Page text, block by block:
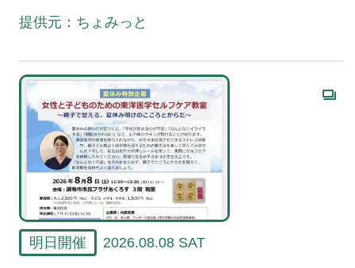
提供元：ちょみっと
明日開催 2026.08.08 SAT